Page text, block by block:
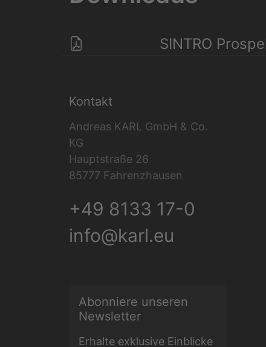
SINTRO
Kontakt
Andreas KARL GmbH & Co.
KG
Hauptstraße 26
85777 Fahrenzhausen
+49 8133 17-0
info@karl.eu
Abonniere unseren
Newsletter
Erhalte exklusive Einblicke
E-Mail Adresse